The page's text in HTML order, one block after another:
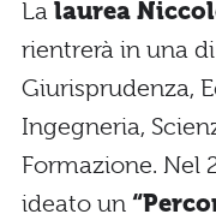
La laurea
rientrerà in una
Giurisprudenza,
Ingegneria,
Formazione. Nel
ideato un